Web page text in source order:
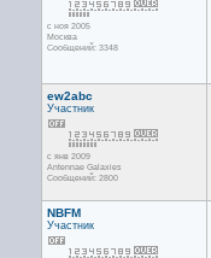
с ноя 2005
Москва
Сообщений: 3348
ew2abc
Участник
с янв 2009
Antennae Galaxies
Сообщений: 2800
NBFM
Участник